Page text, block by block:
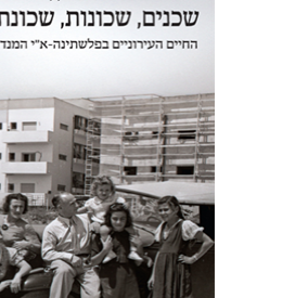
אליה אתקין
הנחת אתר ספר מודפס